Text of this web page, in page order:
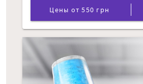
Цены от 550 грн